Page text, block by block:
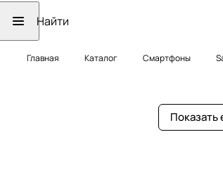
Главная Каталог Смартфоны